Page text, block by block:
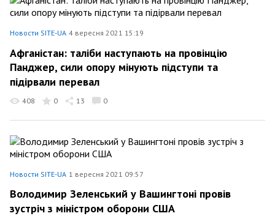
Новости SITE-UA 4 вересня 2021 15:19
Афганістан: таліби наступають на провінцію
Панджер, сили опору мінують підступи та
підірвали перевал
408 0 13 0
Новости SITE-UA 1 вересня 2021 09:57
Володимир Зеленський у Вашингтоні провів
зустріч з міністром оборони США